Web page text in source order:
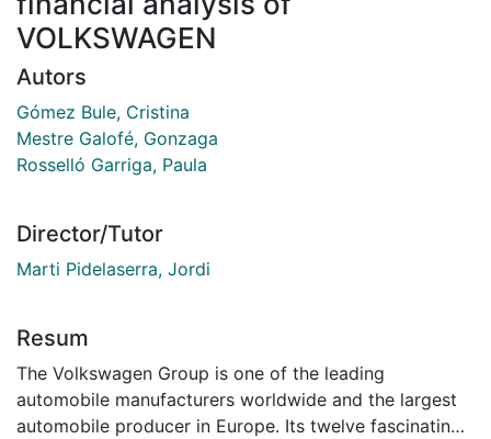
VOLKSWAGEN
Autors
Gómez Bule, Cristina
Mestre Galofé, Gonzaga
Rosselló Garriga, Paula
Director/Tutor
Marti Pidelaserra, Jordi
Resum
The Volkswagen Group is one of the leading
automobile manufacturers worldwide and the largest
automobile producer in Europe. Its twelve fascinating